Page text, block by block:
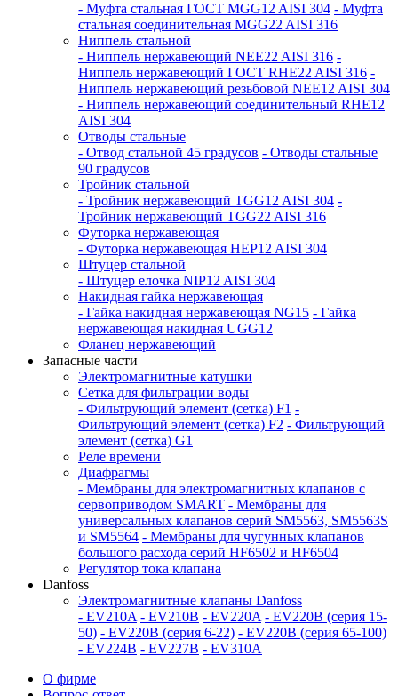
- Муфта стальная ГОСТ MGG12 AISI 304 - Муфта
стальная соединительная MGG22 AISI 316
Ниппель стальной
- Ниппель нержавеющий NEE22 AISI 316 -
Ниппель нержавеющий ГОСТ RHE22 AISI 316 -
Ниппель нержавеющий резьбовой NEE12 AISI 304
- Ниппель нержавеющий соединительный RHE12
AISI 304
Отводы стальные
- Отвод стальной 45 градусов - Отводы стальные
90 градусов
Тройник стальной
- Тройник нержавеющий TGG12 AISI 304 -
Тройник нержавеющий TGG22 AISI 316
Футорка нержавеющая
- Футорка нержавеющая HEP12 AISI 304
Штуцер стальной
- Штуцер елочка NIP12 AISI 304
Накидная гайка нержавеющая
- Гайка накидная нержавеющая NG15 - Гайка
нержавеющая накидная UGG12
Фланец нержавеющий
Запасные части
Электромагнитные катушки
Сетка для фильтрации воды
- Фильтрующий элемент (сетка) F1 -
Фильтрующий элемент (сетка) F2 - Фильтрующий
элемент (сетка) G1
Реле времени
Диафрагмы
- Мембраны для электромагнитных клапанов с
сервоприводом SMART - Мембраны для
универсальных клапанов серий SM5563, SM5563S
и SM5564 - Мембраны для чугунных клапанов
большого расхода серий HF6502 и HF6504
Регулятор тока клапана
Danfoss
Электромагнитные клапаны Danfoss
- EV210A - EV210B - EV220A - EV220B (серия 15-
50) - EV220B (серия 6-22) - EV220B (серия 65-100)
- EV224B - EV227B - EV310A
О фирме